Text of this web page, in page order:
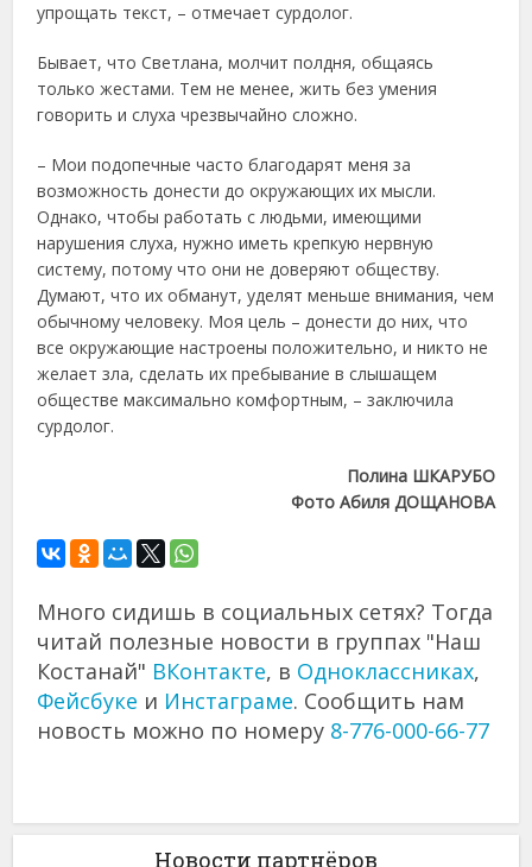
упрощать текст, – отмечает сурдолог.
Бывает, что Светлана, молчит полдня, общаясь
только жестами. Тем не менее, жить без умения
говорить и слуха чрезвычайно сложно.
– Мои подопечные часто благодарят меня за
возможность донести до окружающих их мысли.
Однако, чтобы работать с людьми, имеющими
нарушения слуха, нужно иметь крепкую нервную
систему, потому что они не доверяют обществу.
Думают, что их обманут, уделят меньше внимания, чем
обычному человеку. Моя цель – донести до них, что
все окружающие настроены положительно, и никто не
желает зла, сделать их пребывание в слышащем
обществе максимально комфортным, – заключила
сурдолог.
Полина ШКАРУБО
Фото Абиля ДОЩАНОВА
Много сидишь в социальных сетях? Тогда
читай полезные новости в группах "Наш
Костанай" ВКонтакте, в Одноклассниках,
Фейсбуке и Инстаграме. Сообщить нам
новость можно по номеру 8-776-000-66-77
Новости партнёров